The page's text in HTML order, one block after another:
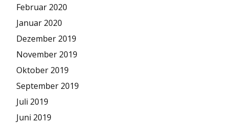
Februar 2020
Januar 2020
Dezember 2019
November 2019
Oktober 2019
September 2019
Juli 2019
Juni 2019